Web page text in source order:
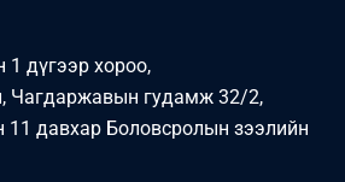
1 дүгээр хороо,
Чагдаржавын гудамж 32/2,
давхар Боловсролын зээлийн